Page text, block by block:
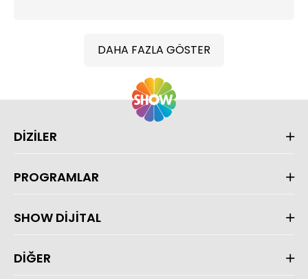
DAHA FAZLA GÖSTER
DİZİLER
PROGRAMLAR
SHOW DİJİTAL
DİĞER